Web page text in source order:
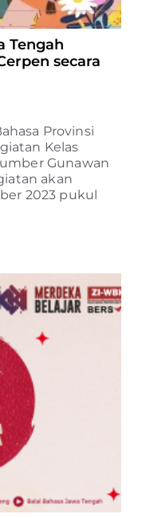
Tengah
secara
Provinsi
Kelas
Gunawan
akan
2023 pukul